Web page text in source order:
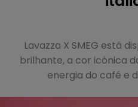
Lavazza X SMEG está
brilhante, a cor icónica
energia do café e